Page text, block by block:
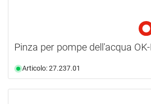
Pinza per pompe dell'acqua
Articolo: 27.237.01